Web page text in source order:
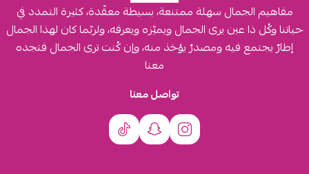
مفاهيم الجمال سهلة ممتنعة، بسيطة معقّدة، كثيرة التمدد في
حياتنا وكُل ذا عين يرى الجمال ويميّزه ويعرفه، ولربّما كان لهذا الجمال
إطارٌ يجتمع فيه ومصدرٌ يؤخذ منه، وإن كُنت ترى الجمال فتجده
معنا
تواصل معنا